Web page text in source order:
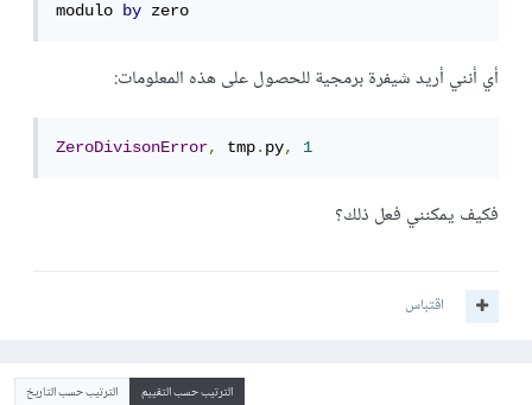
modulo by zero
أي أنني أريد شيفرة برمجية للحصول على هذه المعلومات:
ZeroDivisonError, tmp.py, 1
فكيف يمكنني فعل ذلك؟
اقتباس
الترتيب حسب التقييم الترتيب حسب التاريخ